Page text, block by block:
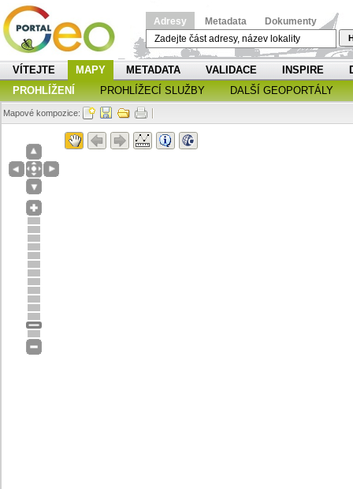
Adresy Metadata Dokumenty
VÍTEJTE MAPY METADATA VALIDACE INSPIRE
PROHLÍŽENÍ
PROHLÍŽECÍ SLUŽBY DALŠÍ GEOPORTÁLY
Mapové kompozice: